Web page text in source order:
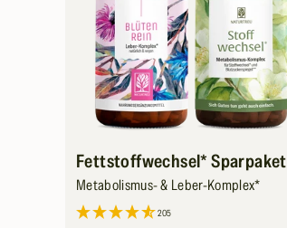
Fettstoffwechsel* Sparpaket
Metabolismus- & Leber-Komplex*
205